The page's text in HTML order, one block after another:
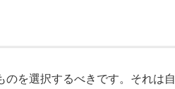
を選択するべきです。それは自